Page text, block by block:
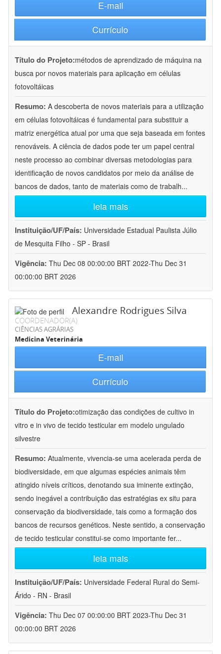
E-mail
Currículo
Título do Projeto:métodos de aprendizado de máquina na
busca por novos materiais para aplicação em células
fotovoltáicas
Resumo: A descoberta de novos materiais para a utilização
em células fotovoltáicas é fundamental para substituir a
matriz energética atual por uma que seja baseada em fontes
renováveis. A ciência de dados pode ter um papel central
neste processo ao combinar diversas metodologias para
identificação de novos candidatos por meio da análise de
bancos de dados, tanto de materiais como de trabalh...
leia mais
Instituição/UF/País: Universidade Estadual Paulista Júlio
de Mesquita Filho - SP - Brasil
Vigência: Thu Dec 08 00:00:00 BRT 2022-Thu Dec 31
00:00:00 BRT 2026
Alexandre Rodrigues Silva
COORDENADOR(A)
CIÊNCIAS AGRÁRIAS
Medicina Veterinária
E-mail
Currículo
Título do Projeto:otimização das condições de cultivo in
vitro e in vivo de tecido testicular em modelo ungulado
silvestre
Resumo: Atualmente, vivencia-se uma acelerada perda de
biodiversidade, em que algumas espécies animais têm
atingido níveis críticos, denotando sua iminente extinção,
sendo inegável a contribuição das estratégias ex situ para
conservação da biodiversidade, tais como a formação dos
bancos de recursos genéticos. Neste sentido, a conservação
de tecido testicular constitui-se como importante fer...
leia mais
Instituição/UF/País: Universidade Federal Rural do Semi-
Árido - RN - Brasil
Vigência: Thu Dec 07 00:00:00 BRT 2023-Thu Dec 31
00:00:00 BRT 2026